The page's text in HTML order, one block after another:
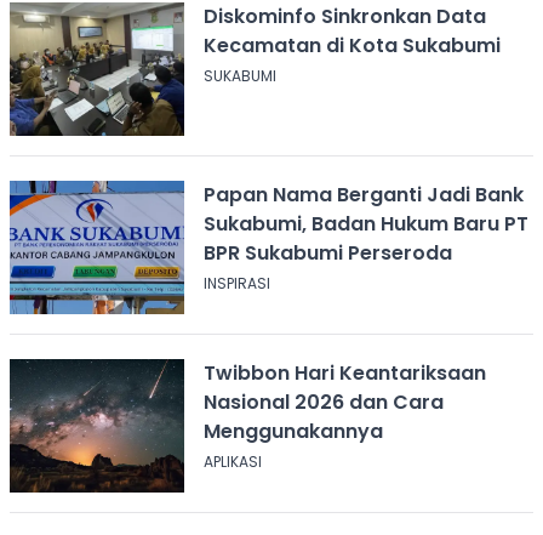
Diskominfo Sinkronkan Data
Kecamatan di Kota Sukabumi
SUKABUMI
Papan Nama Berganti Jadi Bank
Sukabumi, Badan Hukum Baru PT
BPR Sukabumi Perseroda
INSPIRASI
Twibbon Hari Keantariksaan
Nasional 2026 dan Cara
Menggunakannya
APLIKASI